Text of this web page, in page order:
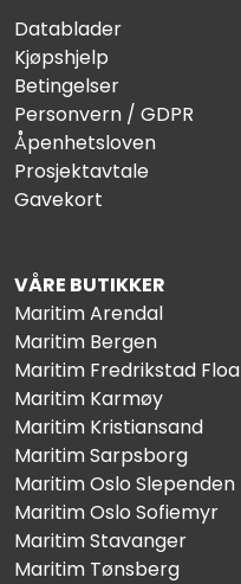
Datablader
Kjøpshjelp
Betingelser
Personvern / GDPR
Åpenhetsloven
Prosjektavtale
Gavekort
VÅRE BUTIKKER
Maritim Arendal
Maritim Bergen
Maritim Fredrikstad Floa
Maritim Karmøy
Maritim Kristiansand
Maritim Sarpsborg
Maritim Oslo Slependen
Maritim Oslo Sofiemyr
Maritim Stavanger
Maritim Tønsberg